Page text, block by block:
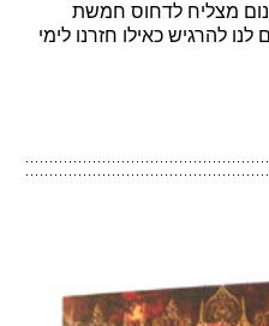
מצליח לדחוס חמשת
להרגיש כאילו חזרנו לימי